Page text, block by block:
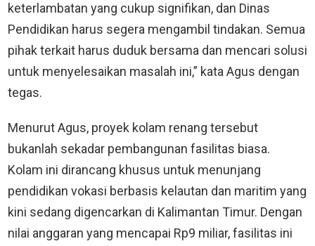
keterlambatan yang cukup signifikan, dan Dinas
Pendidikan harus segera mengambil tindakan. Semua
pihak terkait harus duduk bersama dan mencari solusi
untuk menyelesaikan masalah ini,” kata Agus dengan
tegas.
Menurut Agus, proyek kolam renang tersebut
bukanlah sekadar pembangunan fasilitas biasa.
Kolam ini dirancang khusus untuk menunjang
pendidikan vokasi berbasis kelautan dan maritim yang
kini sedang digencarkan di Kalimantan Timur. Dengan
nilai anggaran yang mencapai Rp9 miliar, fasilitas ini